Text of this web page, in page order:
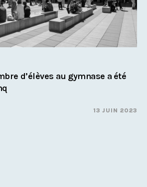
d’élèves au gymnase a été
13 JUIN 2023